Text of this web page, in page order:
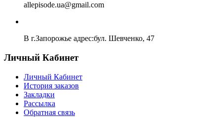
allepisode.ua@gmail.com
В г.Запорожье адрес:бул. Шевченко, 47
Личный Кабинет
Личный Кабинет
История заказов
Закладки
Рассылка
Обратная связь